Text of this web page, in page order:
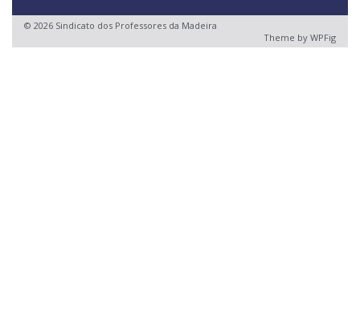
© 2026 Sindicato dos Professores da Madeira
Theme by WPFig